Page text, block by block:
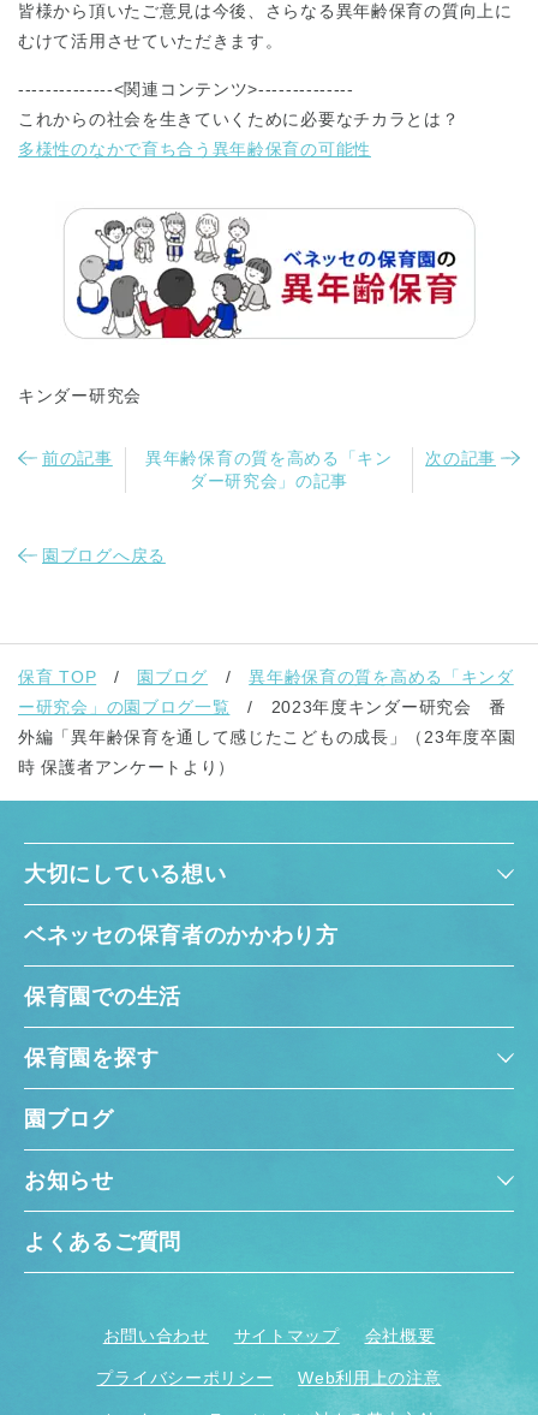
皆様から頂いたご意見は今後、さらなる異年齢保育の質向上に
むけて活用させていただきます。
--------------<関連コンテンツ>--------------
これからの社会を生きていくために必要なチカラとは？
多様性のなかで育ち合う異年齢保育の可能性
キンダー研究会
前の記事
異年齢保育の質を高める「キン
ダー研究会」の記事
次の記事
園ブログへ戻る
保育 TOP 園ブログ
異年齢保育の質を高める「キンダ
ー研究会」の園ブログ一覧
2023年度キンダー研究会 番
外編「異年齢保育を通して感じたこどもの成長」（23年度卒園
時 保護者アンケートより）
大切にしている想い
ベネッセの保育者のかかわり方
保育園での生活
保育園を探す
園ブログ
お知らせ
よくあるご質問
お問い合わせ サイトマップ 会社概要
プライバシーポリシー Web利用上の注意